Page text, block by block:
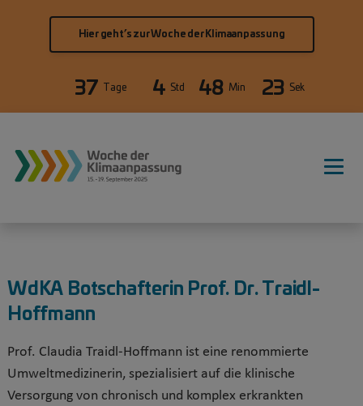
Hier geht’s zur Woche der Klimaanpassung
37 Tage 4 Std 48 Min 22 Sek
WdKA Botschafterin Prof. Dr. Traidl-
Hoffmann
Prof. Claudia Traidl-Hoffmann ist eine renommierte
Umweltmedizinerin, spezialisiert auf die klinische
Versorgung von chronisch und komplex erkrankten